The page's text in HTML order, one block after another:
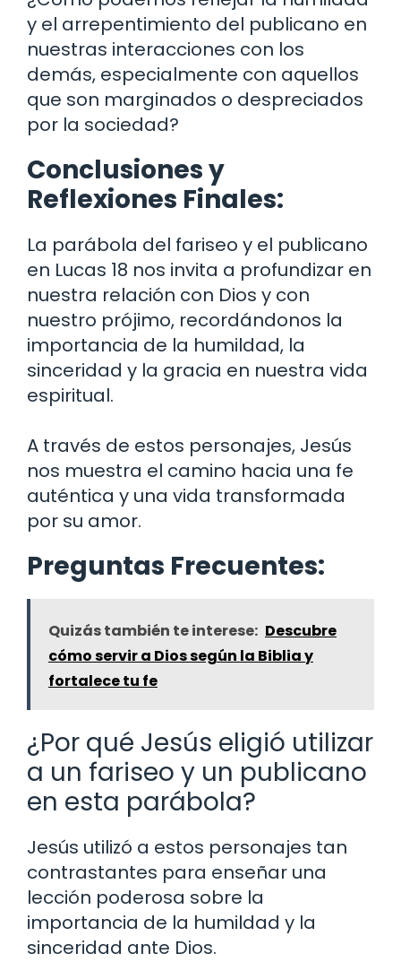
y el arrepentimiento del publicano en
nuestras interacciones con los
demás, especialmente con aquellos
que son marginados o despreciados
por la sociedad?
Conclusiones y
Reflexiones Finales:
La parábola del fariseo y el publicano
en Lucas 18 nos invita a profundizar en
nuestra relación con Dios y con
nuestro prójimo, recordándonos la
importancia de la humildad, la
sinceridad y la gracia en nuestra vida
espiritual.
A través de estos personajes, Jesús
nos muestra el camino hacia una fe
auténtica y una vida transformada
por su amor.
Preguntas Frecuentes:
Quizás también te interese: Descubre
cómo servir a Dios según la Biblia y
fortalece tu fe
¿Por qué Jesús eligió utilizar
a un fariseo y un publicano
en esta parábola?
Jesús utilizó a estos personajes tan
contrastantes para enseñar una
lección poderosa sobre la
importancia de la humildad y la
sinceridad ante Dios.